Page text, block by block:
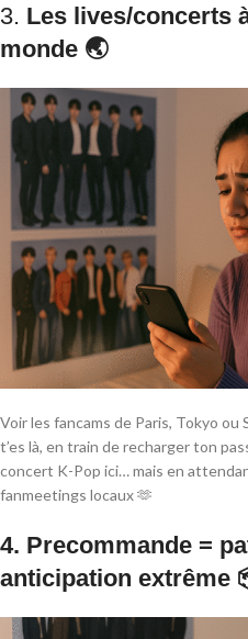
3. Les lives/concerts
monde 🌏
Voir les fancams de Paris, Tokyo
t’es là, en train de recharger ton
concert K-Pop ici… mais en
fanmeetings locaux 🫶
4. Precommande =
anticipation extrême